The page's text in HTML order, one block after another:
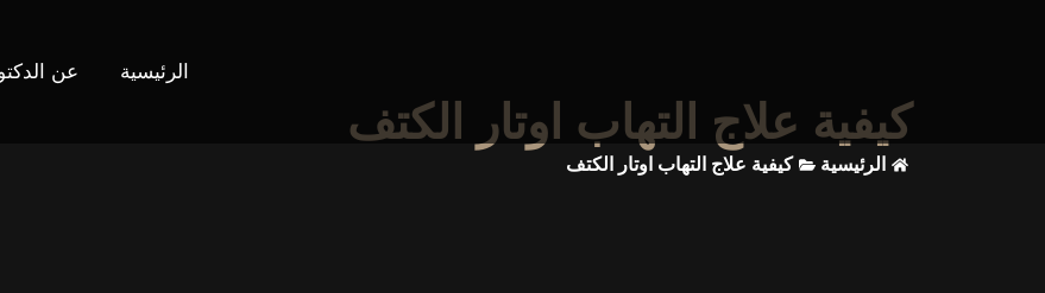
الرئيسية عن
كيفية علاج التهاب اوتار الكتف
الرئيسية كيفية علاج التهاب اوتار الكتف